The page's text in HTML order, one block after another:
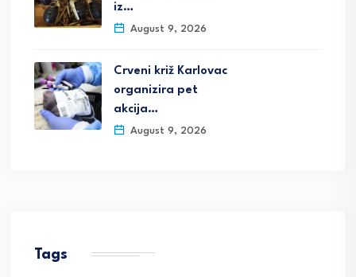
iz…
August 9, 2026
Crveni križ Karlovac
organizira pet
akcija…
August 9, 2026
Tags